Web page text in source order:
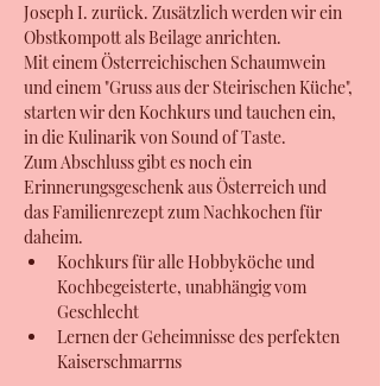
Joseph I. zurück. Zusätzlich werden wir ein
Obstkompott als Beilage anrichten.
Mit einem Österreichischen Schaumwein
und einem "Gruss aus der Steirischen Küche",
starten wir den Kochkurs und tauchen ein,
in die Kulinarik von Sound of Taste.
Zum Abschluss gibt es noch ein
Erinnerungsgeschenk aus Österreich und
das Familienrezept zum Nachkochen für
daheim.
Kochkurs für alle Hobbyköche und
Kochbegeisterte, unabhängig vom
Geschlecht
Lernen der Geheimnisse des perfekten
Kaiserschmarrns